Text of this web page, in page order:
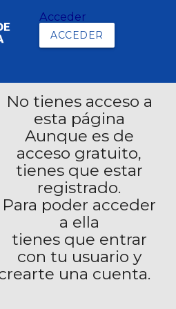
Acceder
ACCEDER
No tienes acceso a
esta página
Aunque es de
acceso gratuito,
tienes que estar
registrado.
Para poder acceder
a ella
tienes que entrar
con tu usuario y
una cuenta.